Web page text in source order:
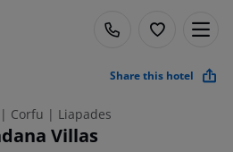
Share this hotel
| Corfu | Liapades
Villas